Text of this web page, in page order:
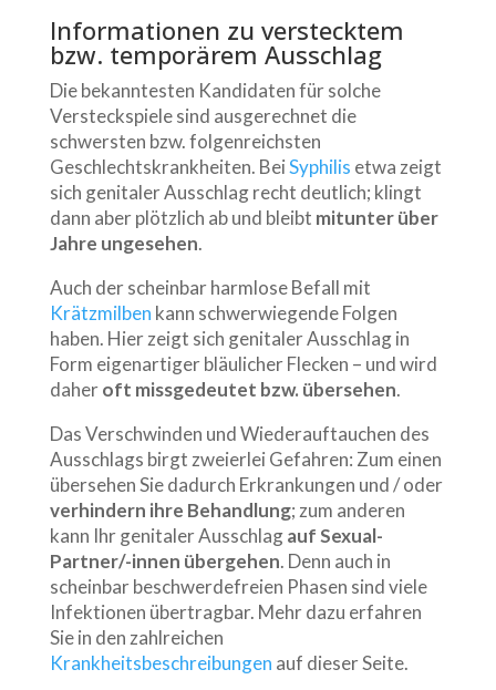
Informationen zu verstecktem
bzw. temporärem Ausschlag
Die bekanntesten Kandidaten für solche
Versteckspiele sind ausgerechnet die
schwersten bzw. folgenreichsten
Geschlechtskrankheiten. BeiSyphilis etwa zeigt
sich genitaler Ausschlag recht deutlich; klingt
dann aber plötzlich ab und bleibt mitunter über
Jahre ungesehen.
Auch der scheinbar harmlose Befall mit
Krätzmilben kann schwerwiegende Folgen
haben. Hier zeigt sich genitaler Ausschlag in
Form eigenartiger bläulicher Flecken – und wird
daheroft missgedeutet bzw. übersehen.
Das Verschwinden und Wiederauftauchen des
Ausschlags birgt zweierlei Gefahren: Zum einen
übersehen Sie dadurch Erkrankungen und / oder
verhindern ihre Behandlung; zum anderen
kann Ihr genitaler Ausschlagauf Sexual-
Partner/-innen übergehen. Denn auch in
scheinbar beschwerdefreien Phasen sind viele
Infektionen übertragbar. Mehr dazu erfahren
Sie in den zahlreichen
Krankheitsbeschreibungen auf dieser Seite.